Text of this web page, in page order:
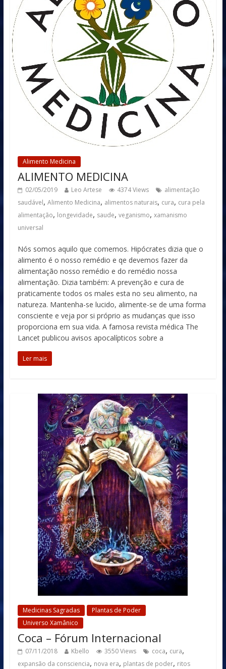
Alimento Medicina
ALIMENTO MEDICINA
02/05/2019 Leo Artese 4374 Views
alimentação
saudável, Alimento Medicina, alimentos naturais, cura, cura pela
alimentação, longevidade, saude, veganismo, xamanismo
universal
Nós somos aquilo que comemos. Hipócrates dizia que o
alimento é o nosso remédio e qe devemos fazer da
alimentação nosso remédio e do remédio nossa
alimentação. Dizia também: A prevenção e cura de
praticamente todos os males esta no seu alimento, na
natureza. Mantenha-se lucido, alimente-se de uma forma
consciente e veja por si próprio as mudanças que isso
proporciona em sua vida. A famosa revista médica The
Lancet publicou avisos apocalípticos sobre a
Ler mais
Medicinas Sagradas
Plantas de Poder
Universo Xamânico
Coca – Fórum Internacional
07/11/2018 Kbello 3550 Views coca, cura,
expansão da consciencia, nova era, plantas de poder, ritos